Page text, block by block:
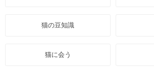
猫の豆知識
猫に会う